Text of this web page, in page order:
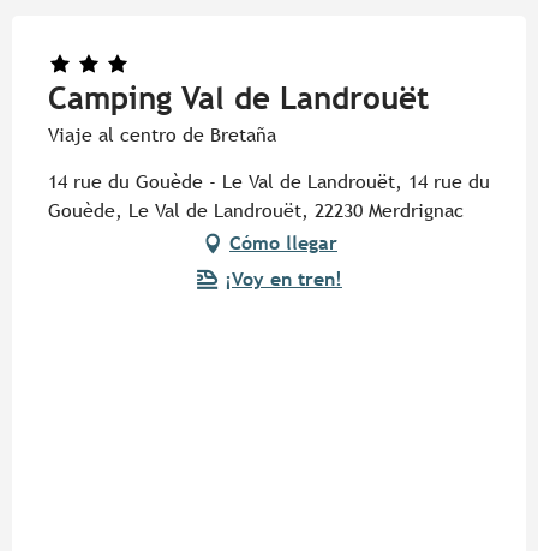
Camping Val de Landrouët
Viaje al centro de Bretaña
14 rue du Gouède - Le Val de Landrouët, 14 rue du
Gouède, Le Val de Landrouët, 22230 Merdrignac
Cómo llegar
¡Voy en tren!